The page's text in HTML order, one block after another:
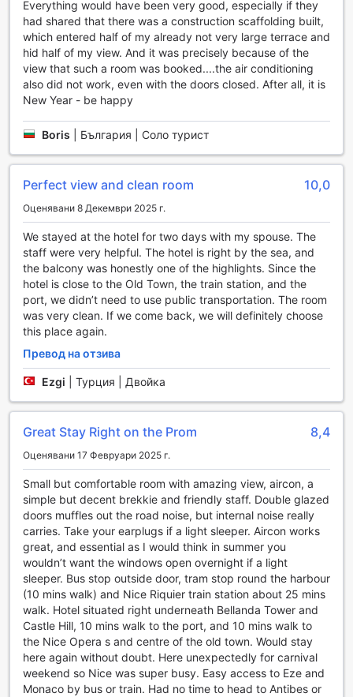
Допълнително, хотел Suisse разполага и с магазин за
подаръци и сувенири, където можете да намерите
уникални артикули и спомени от вашето посещение в
Ница. Тук ще откриете разнообразие от местни
изделия, ръчно изработени сувенири и автентични
френски деликатеси, които ще ви напомнят за времето,
прекарано в този прекрасен град. Независимо дали
търсите перфектния подарък за близките си или просто
искате да се поглезите с нещо специално, магазинът на
хотела предлага нещо за всеки вкус.
Удобства на хотел Suisse в Ница
Хотел Suisse в Ница предлага редица удобства, които
правят престоя на гостите не само комфортен, но и
безгрижен. С услугите за пране и химическо чистене,
можете да се насладите на почивката си, без да се
притеснявате за дрехите си. Освен това, стаите
разполагат с безплатен Wi-Fi, което ви позволява да
останете свързани с приятели и семейство или да
планирате следващите си приключения в Ница.
Услугата за рум-сървиз е на разположение, за да
задоволи всяко ваше желание, независимо дали искате
закуска в леглото или вечеря с романтична атмосфера.
За вашето спокойствие, хотелът предлага сейфове за
съхранение на ценности и професионални услуги на
запитвания и резервации. Също така, бързото
настаняване и напускане, както и възможността за
съхранение на багажа, правят вашето пътуване още по-
удобно. Ежедневното почистване на стаите гарантира,
че ще се наслаждавате на чистота и уют по време на
целия си престой.
Транспортни удобства в Хотел Суис
Хотел Суис в Ница предлага изключителни транспортни
удобства, които ще направят вашето пътуване още по-
приятно и безпроблемно. За удобство на своите гости,
хотелът предлага трансфери от и до летището, което
означава, че можете да се насладите на
безпрепятствено пристигане и заминаване.
Професионалният персонал на хотела ще се погрижи за
вашия комфорт и ще осигури превоз, който да отговаря
Everything would have been very good, especially if they
had shared that there was a construction scaffolding built,
which entered half of my already not very large terrace and
hid half of my view. And it was precisely because of the
view that such a room was booked....the air conditioning
also did not work, even with the doors closed. After all, it is
New Year - be happy
Boris България | Соло турист
Perfect view and clean room 10,0
Оценявани 8 Декември 2025 г.
We stayed at the hotel for two days with my spouse. The
staff were very helpful. The hotel is right by the sea, and
the balcony was honestly one of the highlights. Since the
hotel is close to the Old Town, the train station, and the
port, we didn’t need to use public transportation. The room
was very clean. If we come back, we will definitely choose
this place again.
Превод на отзива
Ezgi Турция | Двойка
Great Stay Right on the Prom 8,4
Оценявани 17 Февруари 2025 г.
Small but comfortable room with amazing view, aircon, a
simple but decent brekkie and friendly staff. Double glazed
doors muffles out the road noise, but internal noise really
carries. Take your earplugs if a light sleeper. Aircon works
great, and essential as I would think in summer you
wouldn’t want the windows open overnight if a light
sleeper. Bus stop outside door, tram stop round the harbour
(10 mins walk) and Nice Riquier train station about 25 mins
walk. Hotel situated right underneath Bellanda Tower and
Castle Hill, 10 mins walk to the port, and 10 mins walk to
the Nice Opera s and centre of the old town. Would stay
here again without doubt. Here unexpectedly for carnival
weekend so Nice was super busy. Easy access to Eze and
Monaco by bus or train. Had no time to head to Antibes or